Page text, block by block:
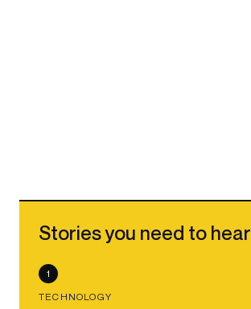
Stories you need to hear
1
TECHNOLOGY